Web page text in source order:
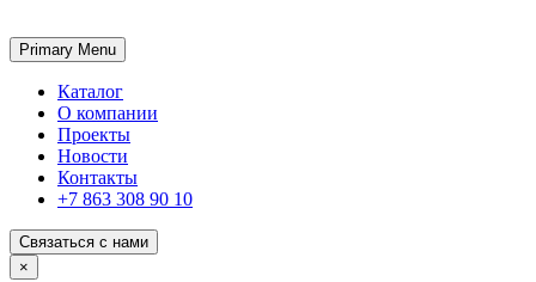
ГК «SABONE»
Оптовые поставки отделочных материалов и оборудования
Primary Menu
Каталог
О компании
Проекты
Новости
Контакты
+7 863 308 90 10
Связаться с нами
×